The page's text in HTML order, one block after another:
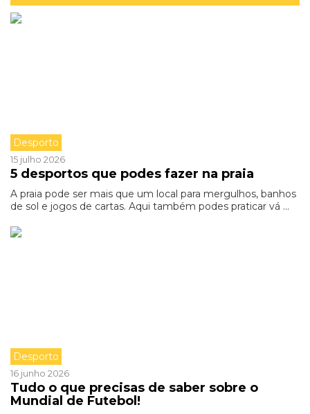
Desporto
15 julho 2026
5 desportos que podes fazer na praia
A praia pode ser mais que um local para mergulhos, banhos
de sol e jogos de cartas. Aqui também podes praticar vá ...
Desporto
16 junho 2026
Tudo o que precisas de saber sobre o
Mundial de Futebol!